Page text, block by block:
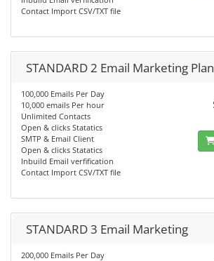
Contact Import CSV/TXT file
STANDARD 2 Email Marketing Plan
100,000 Emails Per Day
10,000 emails Per hour
Unlimited Contacts
Open & clicks Statatics
SMTP & Email Client
Open & clicks Statatics
Inbuild Email verfification
Contact Import CSV/TXT file
STANDARD 3 Email Marketing
200,000 Emails Per Day